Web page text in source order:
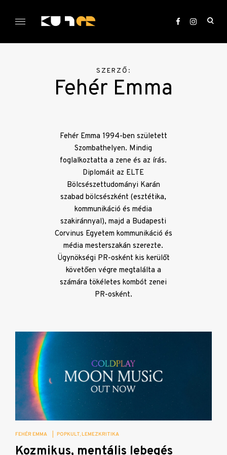
KULTer.hu
SZERZŐ:
Fehér Emma
Fehér Emma 1994-ben született
Szombathelyen. Mindig
foglalkoztatta a zene és az írás.
Diplomáit az ELTE
Bölcsészettudományi Karán
szabad bölcsészként (esztétika,
kommunikáció és média
szakiránnyal), majd a Budapesti
Corvinus Egyetem kommunikáció és
média mesterszakán szerezte.
Ügynökségi PR-osként kis kerülőt
követően végre megtalálta a
számára tökéletes kombót zenei
PR-osként.
FEHÉR EMMA POPKULT LEMEZKRITIKA
Kozmikus, mentális lebegés